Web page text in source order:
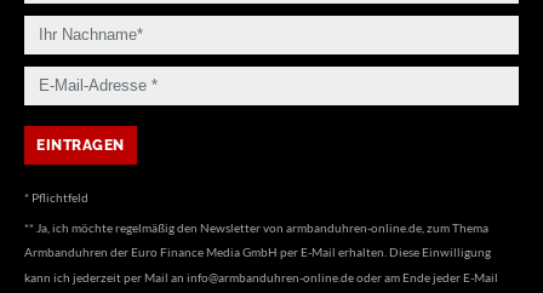
* Pflichtfeld
** Ja, ich möchte regelmäßig den Newsletter von armbanduhren-online.de, zum Thema
Armbanduhren der Euro Finance Media GmbH per E-Mail erhalten. Diese Einwilligung
kann ich jederzeit per Mail an info@armbanduhren-online.deoder am Ende jeder E-Mail